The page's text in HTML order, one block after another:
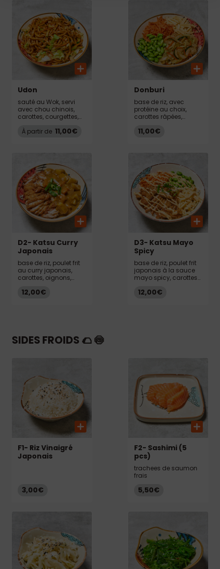
Udon
sauté au Wok, servi
avec chou chinois,
carottes, courgettes,
À partir de 11,00€
Donburi
base de riz, avec
protéine au choix,
carottes râpées,
edamame,
11,00€
D2- Katsu Curry
Japonais
base de riz, poulet frit
au curry japonais,
carottes, oignons,
12,00€
D3- Katsu Mayo
Spicy
base de riz, poulet frit
japonais à la sauce
mayo spicy, carottes
d’omelette, edamame
12,00€
SIDES FROIDS 🌮 🍥
F1- Riz Vinaigré
Japonais
3,00€
F2- Sashimi (5
pcs)
trachees de saumon
frais
5,50€